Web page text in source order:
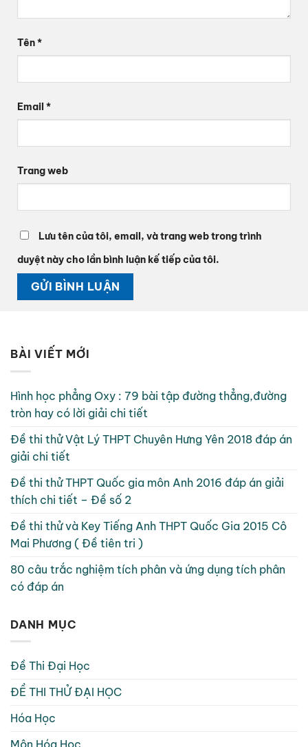
Tên*
Email *
Trang web
Lưu tên của tôi, email, và trang web trong trình
duyệt này cho lần bình luận kế tiếp của tôi.
BÀI VIẾT MỚI
Hình học phẳng Oxy : 79 bài tập đường thẳng,đường
tròn hay có lời giải chi tiết
Đề thi thử Vật Lý THPT Chuyên Hưng Yên 2018 đáp án
giải chi tiết
Đề thi thử THPT Quốc gia môn Anh 2016 đáp án giải
thích chi tiết – Đề số 2
Đề thi thử và Key Tiếng Anh THPT Quốc Gia 2015 Cô
Mai Phương ( Đề tiên tri )
80 câu trắc nghiệm tích phân và ứng dụng tích phân
có đáp án
DANH MỤC
Đề Thi Đại Học
ĐỀ THI THỬ ĐẠI HỌC
Hóa Học